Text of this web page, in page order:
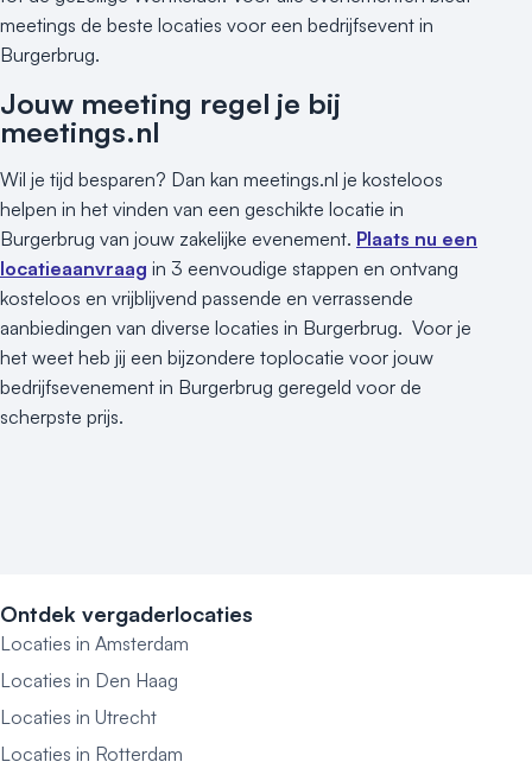
meetings de beste locaties voor een bedrijfsevent in
Burgerbrug.
Jouw meeting regel je bij
meetings.nl
Wil je tijd besparen? Dan kan meetings.nl je kosteloos
helpen in het vinden van een geschikte locatie in
Burgerbrug van jouw zakelijke evenement. Plaats nu een
locatieaanvraag in 3 eenvoudige stappen en ontvang
kosteloos en vrijblijvend passende en verrassende
aanbiedingen van diverse locaties in Burgerbrug. Voor je
het weet heb jij een bijzondere toplocatie voor jouw
bedrijfsevenement in Burgerbrug geregeld voor de
scherpste prijs.
Ontdek vergaderlocaties
Locaties in Amsterdam
Locaties in Den Haag
Locaties in Utrecht
Locaties in Rotterdam